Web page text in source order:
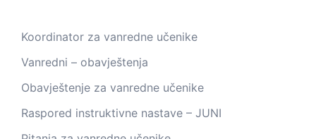
Koordinator za vanredne učenike
Vanredni – obavještenja
Obavještenje za vanredne učenike
Raspored instruktivne nastave – JUNI